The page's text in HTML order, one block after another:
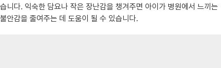
습니다. 익숙한 담요나 작은 장난감을 챙겨주면 아이가 병원에서 느끼는
불안감을 줄여주는 데 도움이 될 수 있습니다.